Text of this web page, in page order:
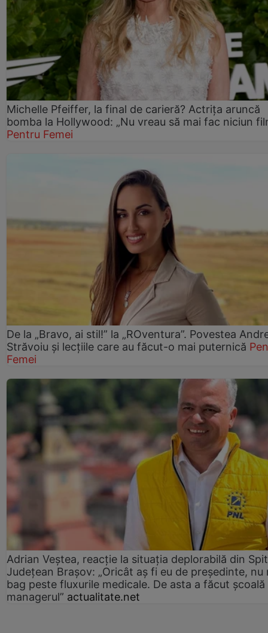
Michelle Pfeiffer, la final de carieră? Actrița aruncă
bomba la Hollywood: „Nu vreau să mai fac niciun
Pentru Femei
De la „Bravo, ai stil!” la „ROventura”. Povestea
Străvoiu și lecțiile care au făcut-o mai puternică
Femei
Adrian Veștea, reacție la situația deplorabilă din
Județean Brașov: „Oricât aș fi eu de președinte, nu
bag peste fluxurile medicale. De asta a făcut școală
managerul” actualitate.net